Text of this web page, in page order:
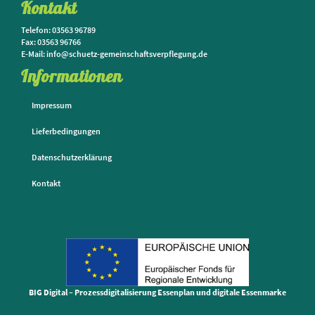
Kontakt
Telefon: 03563 96789
Fax: 03563 96766
E-Mail: info@schuetz-gemeinschaftsverpflegung.de
Informationen
Impressum
Lieferbedingungen
Datenschutzerklärung
Kontakt
BIG Digital – Prozessdigitalisierung Essenplan und digitale Essenmarke